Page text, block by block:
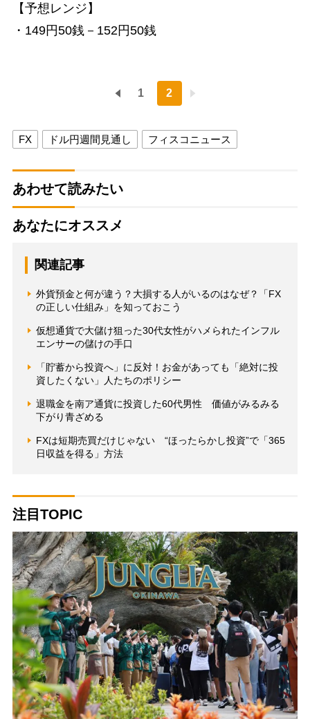
【予想レンジ】
・149円50銭－152円50銭
1 2
FX ドル円週間見通し フィスコニュース
あわせて読みたい
あなたにオススメ
関連記事
外貨預金と何が違う？大損する人がいるのはなぜ？「FX
の正しい仕組み」を知っておこう
仮想通貨で大儲け狙った30代女性がハメられたインフル
エンサーの儲けの手口
「貯蓄から投資へ」に反対！お金があっても「絶対に投
資したくない」人たちのポリシー
退職金を南ア通貨に投資した60代男性 価値がみるみる
下がり青ざめる
FXは短期売買だけじゃない “ほったらかし投資”で「365
日収益を得る」方法
注目TOPIC